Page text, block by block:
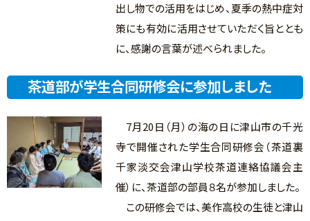
出し物での活用をはじめ、夏季の熱中症対
策にも有効に活用させていただく旨ととも
に、感謝の言葉が述べられました。
茶道部が学生合同研修会に参加しました
7月20日（月）の海の日に津山市の千光
寺で開催された学生合同研修会（茶道裏
千家淡交会津山学校茶道連絡協議会主
催）に、茶道部の部員８名が参加しました。
この研修会では、美作高校の生徒と津山